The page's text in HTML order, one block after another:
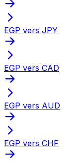
EGP vers JPY
EGP vers CAD
EGP vers AUD
EGP vers CHF